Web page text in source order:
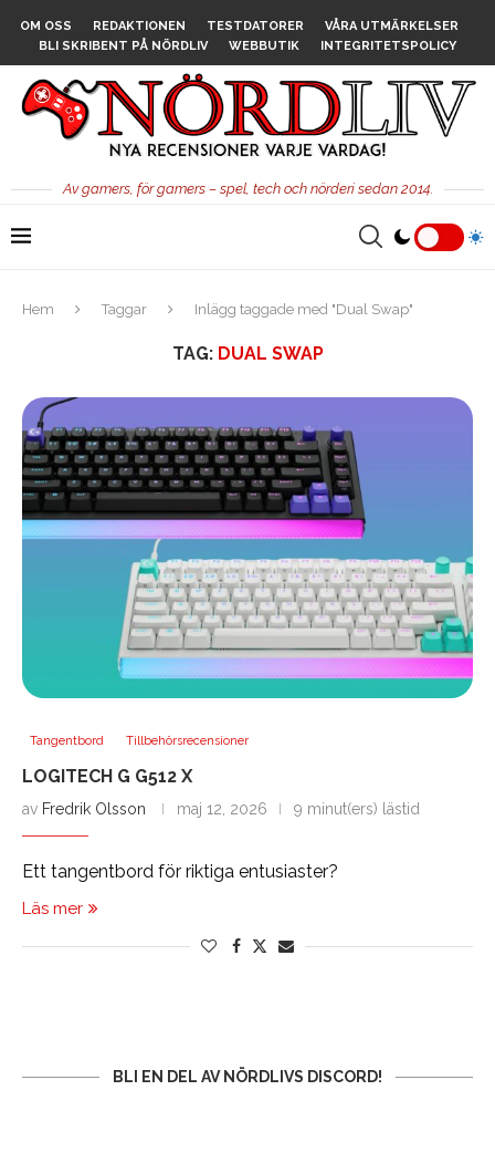
OM OSS REDAKTIONEN TESTDATORER
VÅRA UTMÄRKELSER
BLI SKRIBENT PÅ NÖRDLIV
WEBBUTIK INTEGRITETSPOLICY
Av gamers, för gamers – spel, tech och nörderi sedan 2014.
Hem Taggar Inlägg taggade med "Dual Swap"
TAG: DUAL SWAP
Tangentbord Tillbehörsrecensioner
LOGITECH G G512 X
av Fredrik Olsson maj 12, 2026 9 minut(ers) lästid
Ett tangentbord för riktiga entusiaster?
Läs mer
BLI EN DEL AV NÖRDLIVS DISCORD!